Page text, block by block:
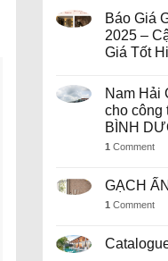
Báo Giá
2025 –
Giá Tốt
Nam Hải
cho công
BÌNH
1 Comment
GẠCH
1 Comment